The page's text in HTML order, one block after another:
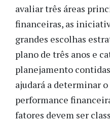
avaliar três áreas
financeiras, as
grandes escolhas
plano de três anos e
planejamento
ajudará a determinar o
performance
fatores devem ser